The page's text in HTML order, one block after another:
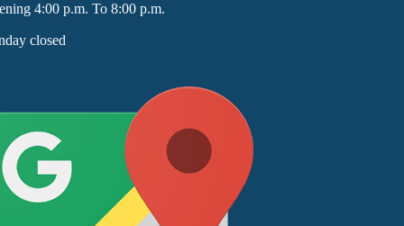
4:00 p.m. To 8:00 p.m.
closed